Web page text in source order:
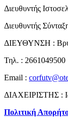
Διευθυντής
Διευθυντής
ΔΙΕΥΘΥΝΣΗ :
Τηλ. : 2661049500
Email :
ΔΙΑΧΕΙΡΙΣΤΗΣ :
Πολιτική